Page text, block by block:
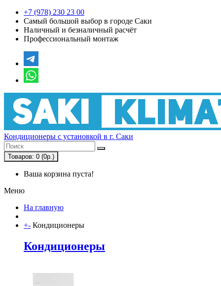
+7 (978) 230 23 00
Самый большой выбор в городе Саки
Наличный и безналичный расчёт
Профессиональный монтаж
Кондиционеры с установкой в г. Саки
Товаров: 0 (0р.)
Ваша корзина пуста!
Меню
На главную
+- Кондиционеры
Кондиционеры